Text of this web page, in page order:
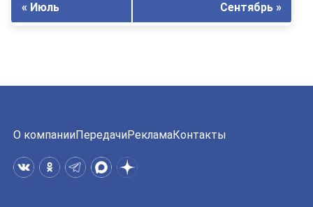
« Июль Сентябрь »
О компанииПередачиРекламаКонтакты